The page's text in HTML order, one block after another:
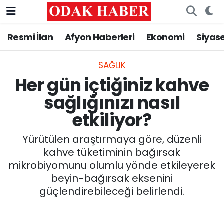
Resmi İlan Afyon Haberleri Ekonomi
SAĞLIK
Her gün içtiğiniz kahve
sağlığınızı nasıl
etkiliyor?
Yürütülen araştırmaya göre, düzenli
kahve tüketiminin bağırsak
mikrobiyomunu olumlu yönde etkileyerek
beyin-bağırsak eksenini
güçlendirebileceği belirlendi.
AFYONKARAHİSAR HABERLERİ
ASAYİŞ
SİYASET
EĞİTİM
MAGAZİN
Nöbetçi Eczaneler
Trafik Durumu
Süper Lig Puan Durumu ve Fikstür
Tüm Manşetler
Son Dakika Haberleri
Haber Arşivi